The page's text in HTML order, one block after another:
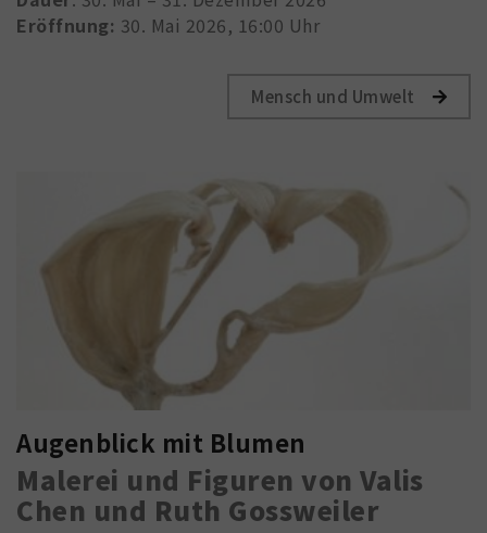
Eröffnung: 30. Mai 2026, 16:00 Uhr
Mensch und Umwelt
Augenblick mit Blumen
Malerei und Figuren von Valis
Chen und Ruth Gossweiler